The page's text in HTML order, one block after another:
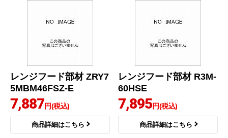
レンジフード部材 ZRY7
5MBM46FSZ-E
7,887円(税込)
商品詳細はこちら
レンジフード部材 R3M-
60HSE
7,895円(税込)
商品詳細はこちら